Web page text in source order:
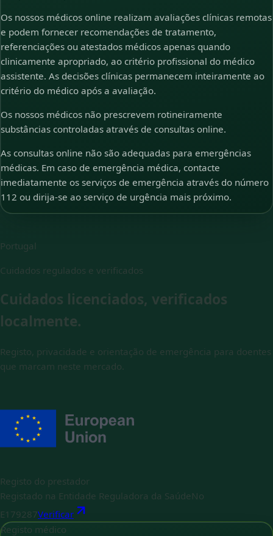
Os nossos médicos online realizam avaliações clínicas remotas
e podem fornecer recomendações de tratamento,
referenciações ou atestados médicos apenas quando
clinicamente apropriado, ao critério profissional do médico
assistente. As decisões clínicas permanecem inteiramente ao
critério do médico após a avaliação.
Os nossos médicos não prescrevem rotineiramente
substâncias controladas através de consultas online.
As consultas online não são adequadas para emergências
médicas. Em caso de emergência médica, contacte
imediatamente os serviços de emergência através do número
112 ou dirija-se ao serviço de urgência mais próximo.
Portugal
Cuidados regulados e verificados
Cuidados licenciados, verificados
localmente.
Registo, privacidade e orientação de emergência para doentes
que marcam neste mercado.
Registo do prestador
Registado na Entidade Reguladora da Saúde No
E179287Verificar
Registo médico